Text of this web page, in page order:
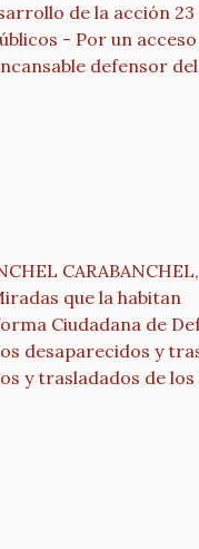
de la acción
- Por un
defensor
que la habitan
Ciudadana de
desaparecidos y
y trasladados de los